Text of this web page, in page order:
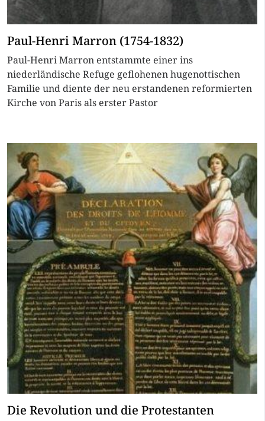
Paul-Henri Marron (1754-1832)
Paul-Henri Marron entstammte einer ins
niederländische Refuge geflohenen hugenottischen
Familie und diente der neu erstandenen reformierten
Kirche von Paris als erster Pastor
Die Revolution und die Protestanten